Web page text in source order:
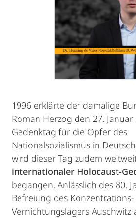
1996 erklärte der damalige
Roman Herzog den 27.
Gedenktag für die Opfer des
Nationalsozialismus in
wird dieser Tag zudem
internationaler Holocaust-
begangen. Anlässlich des 80.
Befreiung des
Vernichtungslagers Auschwitz